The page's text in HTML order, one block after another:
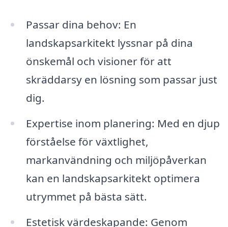
Passar dina behov: En
landskapsarkitekt lyssnar på dina
önskemål och visioner för att
skräddarsy en lösning som passar just
dig.
Expertise inom planering: Med en djup
förståelse för växtlighet,
markanvändning och miljöpåverkan
kan en landskapsarkitekt optimera
utrymmet på bästa sätt.
Estetisk värdeskapande: Genom